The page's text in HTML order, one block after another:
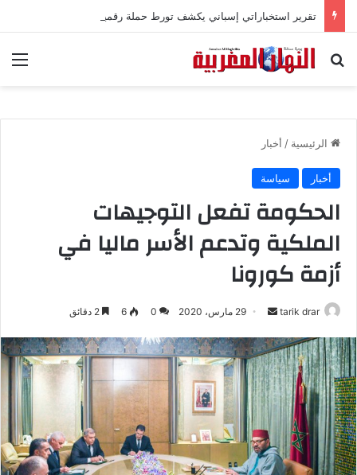
بحث عن
الرئيسية / أخبار
أخبار سياسة
الحكومة تفعل التوجيهات
الملكية وتدعم الأسر ماليا في
أزمة كورونا
tarik drar
س
ل
ب
ر
ي
د
ا
29 مارس، 2020 0
6